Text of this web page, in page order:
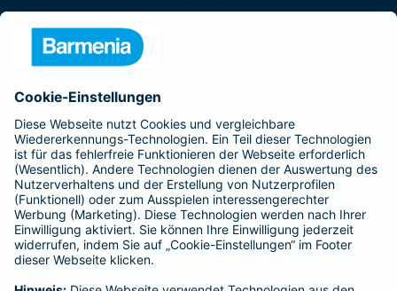
Barmenia ist Teil der BarmeniaGothaer
BELIEBTE SEITEN
Kranken-Zusatzversicherung
Tierversicherungen
Haftpflichtversicherung
Hausratversicherung